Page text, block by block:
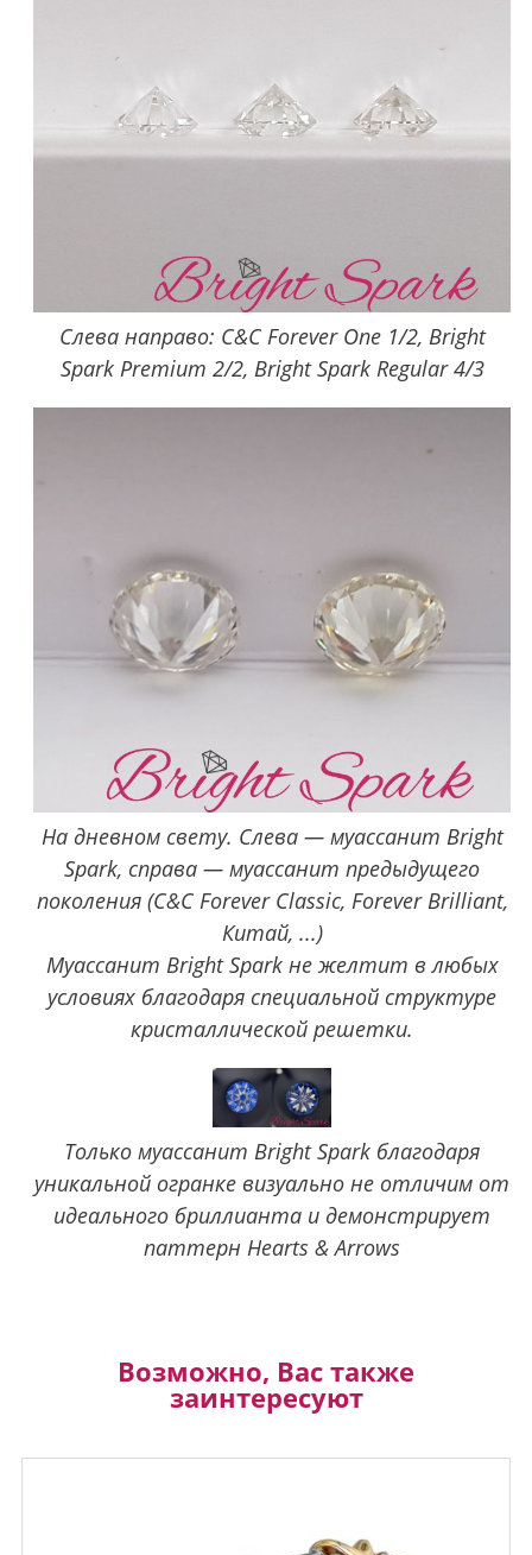
Слева направо: C&C Forever One 1/2, Bright
Spark Premium 2/2, Bright Spark Regular 4/3
На дневном свету. Слева — муассанит Bright
Spark, справа — муассанит предыдущего
поколения (C&C Forever Classic, Forever Brilliant,
Китай, ...)
Муассанит Bright Spark не желтит в любых
условиях благодаря специальной структуре
кристаллической решетки.
Только муассанит Bright Spark благодаря
уникальной огранке визуально не отличим от
идеального бриллианта и демонстрирует
паттерн Hearts & Arrows
Возможно, Вас также
заинтересуют